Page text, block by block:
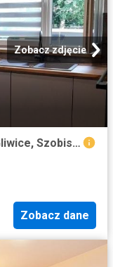
Zobacz zdjęcie
2 pokoje super komfort i parking Gliwice, Szobiszowice
Zobacz dane